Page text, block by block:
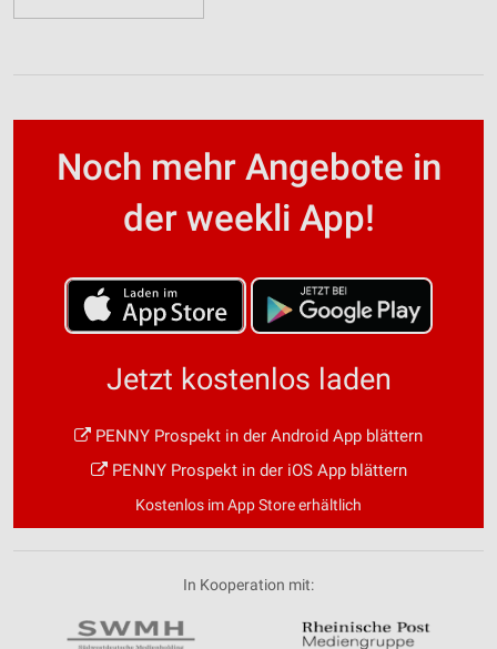
Noch mehr Angebote in
der weekli App!
Jetzt kostenlos laden
PENNY Prospekt in der Android App blättern
PENNY Prospekt in der iOS App blättern
Kostenlos im App Store erhältlich
In Kooperation mit: